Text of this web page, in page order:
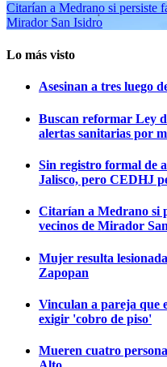
Citarían a Medrano si persiste
Mirador San Isidro
Lo más visto
Asesinan a tres luego
Buscan reformar Ley
alertas sanitarias por
Sin registro formal de
Jalisco, pero CEDHJ
Citarían a Medrano si
vecinos de Mirador
Mujer resulta
Zapopan
Vinculan a pareja que
exigir 'cobro de piso'
Mueren cuatro